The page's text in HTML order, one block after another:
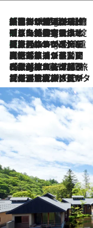
1 Hour Ago
「荷物が増えるほど旅ストレスは増す」美容ジャーナリストがたどり着いた最終結論。“化粧品を劇的に減らす”感動の凝縮美容とは
1 Hour Ago
「旅先には金髪ウィッグを持参」日本と同じメイクでは損してる!? 美容ジャーナリストが提案する“掟破りの旅美容”とは
1 Hour Ago
【厳選旅コスメ】「身軽さ＆UV対策重視！」ヘアアーティストshucoが選んだ夏旅ベストコスメを発表【Mサイズジップ】
2026.8.5
【厳選旅コスメ】国内をあちこち移動する河井菜摘が選んだ夏旅ベストコスメ発表！「リラックスアイテムはマスト」【Mサイズジップ】
2026.8.4
【厳選旅コスメ】「紫外線＆乾燥対策しながらメイク感も！」ヘア＆メイクGeorgeが選んだ夏旅ベストコスメを発表！【Mサイズジップ】
2026.8.3
【厳選旅コスメ】「保湿もタイパ重視！」“サウナ好き”タレント清水みさとが愛用する夏旅ベストコスメを発表！【Mサイズジップ】